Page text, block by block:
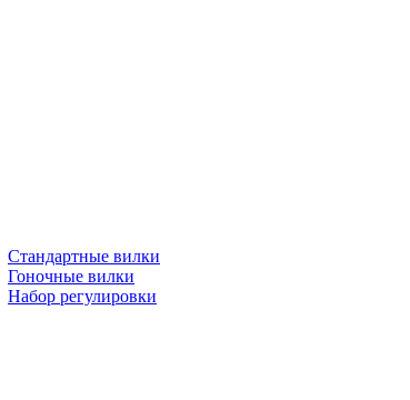
Стандартные вилки
Гоночные вилки
Набор регулировки